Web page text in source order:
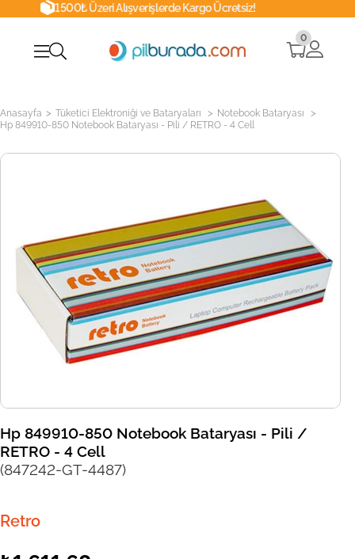
Üzeri Alışverişlerde Kargo Ücretsiz!
0
Anasayfa > Tüketici Elektroniği ve Bataryaları > Notebook Bataryası >
Hp 849910-850 Notebook Bataryası - Pili / RETRO - 4 Cell
Hp 849910-850 Notebook Bataryası - Pili /
RETRO - 4 Cell
(847242-GT-4487)
Retro